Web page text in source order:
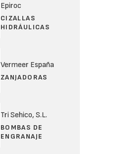
Epiroc
CIZALLAS
HIDRÁULICAS
Vermeer España
ZANJADORAS
Tri Sehico, S.L.
BOMBAS DE
ENGRANAJE